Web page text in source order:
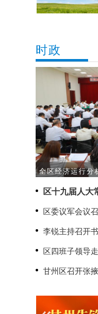
时政
全区经济运行分
区十九届人大
区委议军会议
李锐主持召开
区四班子领导
甘州区召开张